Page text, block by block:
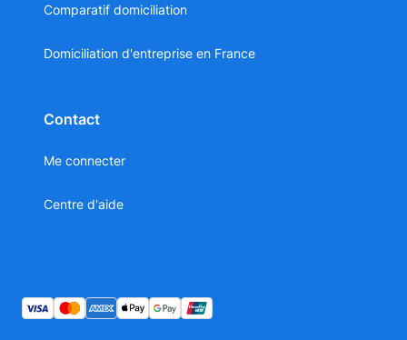
Comparatif domiciliation
Domiciliation d'entreprise en France
Contact
Me connecter
Centre d'aide